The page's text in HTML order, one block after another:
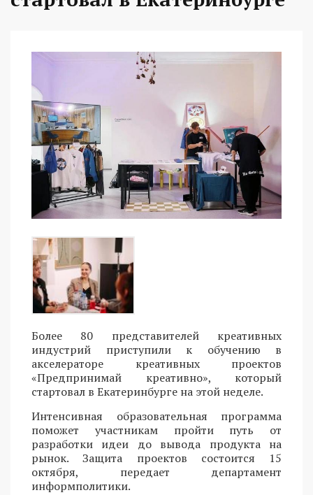
Более 80 представителей креативных
индустрий приступили к обучению в
акселераторе креативных проектов
«Предпринимай креативно», который
стартовал в Екатеринбурге на этой неделе.
Интенсивная образовательная программа
поможет участникам пройти путь от
разработки идеи до вывода продукта на
рынок. Защита проектов состоится 15
октября, передает департамент
информполитики.